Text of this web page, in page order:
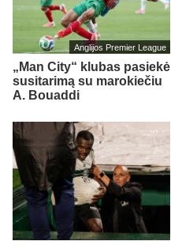
Anglijos Premier League
„Man City“ klubas pasiekė
susitarimą su marokiečiu
A. Bouaddi